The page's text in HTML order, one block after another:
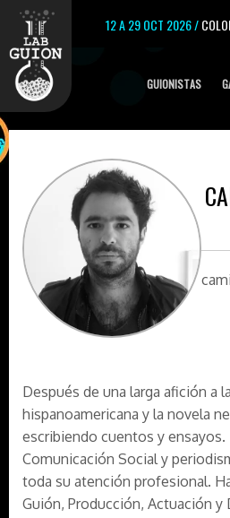
12 A 29 OCT 2026 /
GUIONISTAS
Después de una larga afición a
hispanoamericana y la novela
escribiendo cuentos y
Comunicación Social y
toda su atención profesional.
Guión, Producción, Actuación y